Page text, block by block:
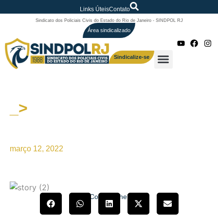
Links ÚteisContato
Sindicato dos Policiais Civis do Estado do Rio de Janeiro - SINDPOL RJ
Área sindicalizado
Sindicalize-se
_>
março 12, 2022
Compartilhe!